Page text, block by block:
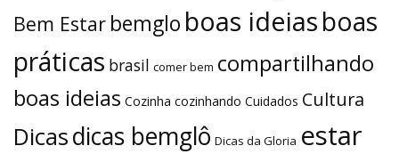
Bem Estar bemglo boas ideiasboas
práticas brasil comer bem compartilhando
boas ideias Cozinha cozinhando Cuidados Cultura
Dicasdicas bemglô Dicas da Gloria estar